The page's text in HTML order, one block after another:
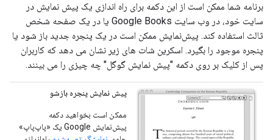
برنامه شما ممکن است از این دکمه برای راه اندازی یک پیش نمایش در
سایت خود، در وب سایت Google Books یا در یک صفحه شخص
ثالث استفاده کند. پیش‌نمایش ممکن است در یک پنجره جدید باز شود یا
پنجره موجود را بگیرد. اسکرین شات های زیر نشان می دهد که کاربران
پس از کلیک بر روی دکمه "پیش نمایش گوگل" چه چیزی را می بینند.
پیش نمایش پنجره بازشو
ممکن است بخواهید دکمه
پیش‌نمایش Google یک «پاپ‌پاپ»